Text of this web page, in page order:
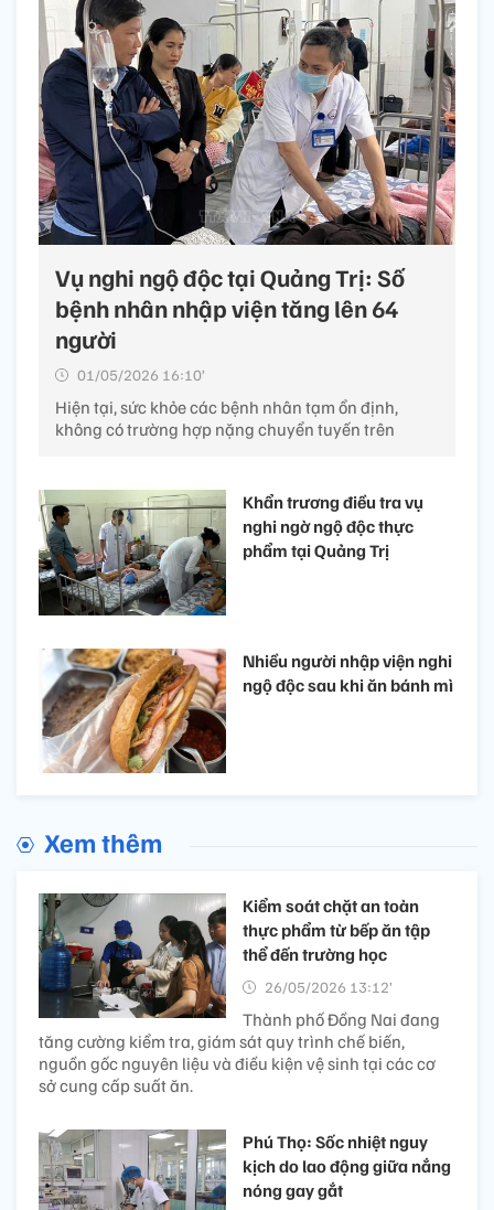
Vụ nghi ngộ độc tại Quảng Trị: Số
bệnh nhân nhập viện tăng lên 64
người
01/05/2026 16:10’
Hiện tại, sức khỏe các bệnh nhân tạm ổn định,
không có trường hợp nặng chuyển tuyến trên
Khẩn trương điều tra vụ
nghi ngờ ngộ độc thực
phẩm tại Quảng Trị
Nhiều người nhập viện nghi
ngộ độc sau khi ăn bánh mì
Xem thêm
Kiểm soát chặt an toàn
thực phẩm từ bếp ăn tập
thể đến trường học
26/05/2026 13:12’
Thành phố Đồng Nai đang
tăng cường kiểm tra, giám sát quy trình chế biến,
nguồn gốc nguyên liệu và điều kiện vệ sinh tại các cơ
sở cung cấp suất ăn.
Phú Thọ: Sốc nhiệt nguy
kịch do lao động giữa nắng
nóng gay gắt